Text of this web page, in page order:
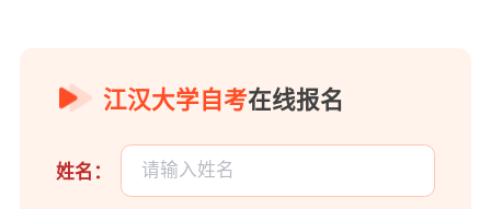
江汉大学自考在线报名
姓名：